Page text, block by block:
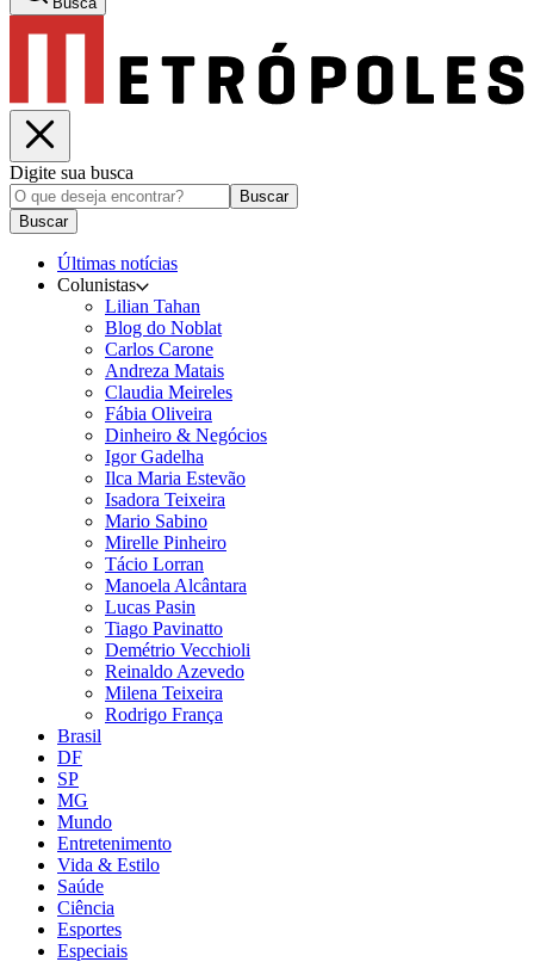
Digite sua busca
Buscar
Buscar
Últimas notícias
Colunistas
Lilian Tahan
Blog do Noblat
Carlos Carone
Andreza Matais
Claudia Meireles
Fábia Oliveira
Dinheiro & Negócios
Igor Gadelha
Ilca Maria Estevão
Isadora Teixeira
Mario Sabino
Mirelle Pinheiro
Tácio Lorran
Manoela Alcântara
Lucas Pasin
Tiago Pavinatto
Demétrio Vecchioli
Reinaldo Azevedo
Milena Teixeira
Rodrigo França
Brasil
DF
SP
MG
Mundo
Entretenimento
Vida & Estilo
Saúde
Ciência
Esportes
Especiais